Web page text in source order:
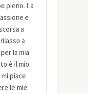
pieno. La
e
a
a
la mia
è il mio
piace
le mie